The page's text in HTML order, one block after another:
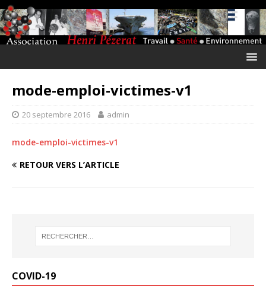
mode-emploi-victimes-v1
20 septembre 2016 admin
mode-emploi-victimes-v1
RETOUR VERS L’ARTICLE
COVID-19